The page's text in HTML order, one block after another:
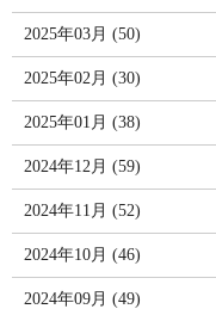
2025年03月 (50)
2025年02月 (30)
2025年01月 (38)
2024年12月 (59)
2024年11月 (52)
2024年10月 (46)
2024年09月 (49)